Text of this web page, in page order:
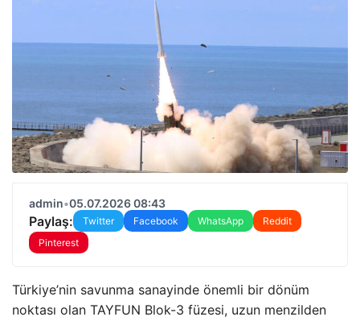
admin•05.07.2026 08:43
Paylaş: Twitter Facebook WhatsApp
Reddit
Pinterest
Türkiye’nin savunma sanayinde önemli bir dönüm
noktası olan TAYFUN Blok-3 füzesi, uzun menzilden